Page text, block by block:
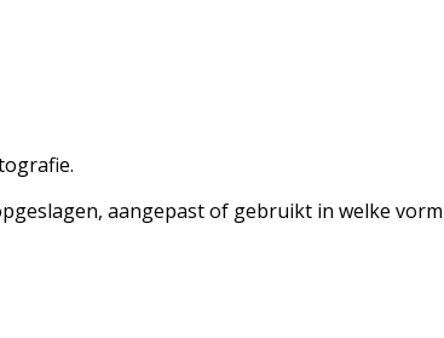
aangepast of gebruikt in welke